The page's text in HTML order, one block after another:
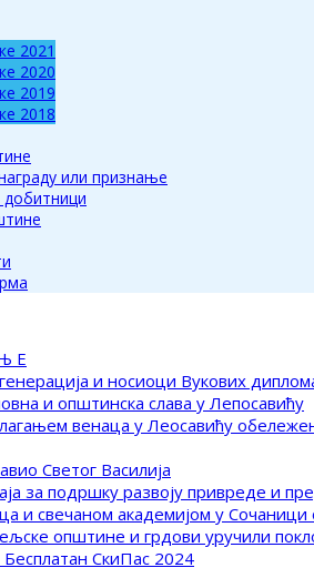
2021
2020
2019
2018
или признање
Е
и носиоци Вукових
и општинска слава у Лепосавићу
венаца у Леосавићу
Светог Василија
за подршку развоју привреде и
и свечаном академијом у
општине и грдови уручили
СкиПас 2024